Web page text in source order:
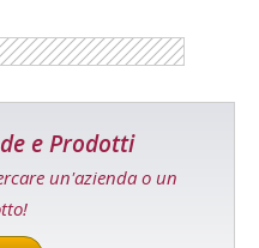
e Prodotti
un'azienda o un